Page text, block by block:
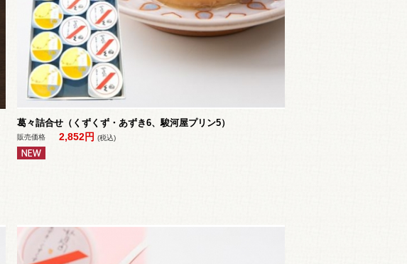
葛々詰合せ（くずくず・あずき6、駿河屋プリン5）
販売価格 2,852円 (税込)